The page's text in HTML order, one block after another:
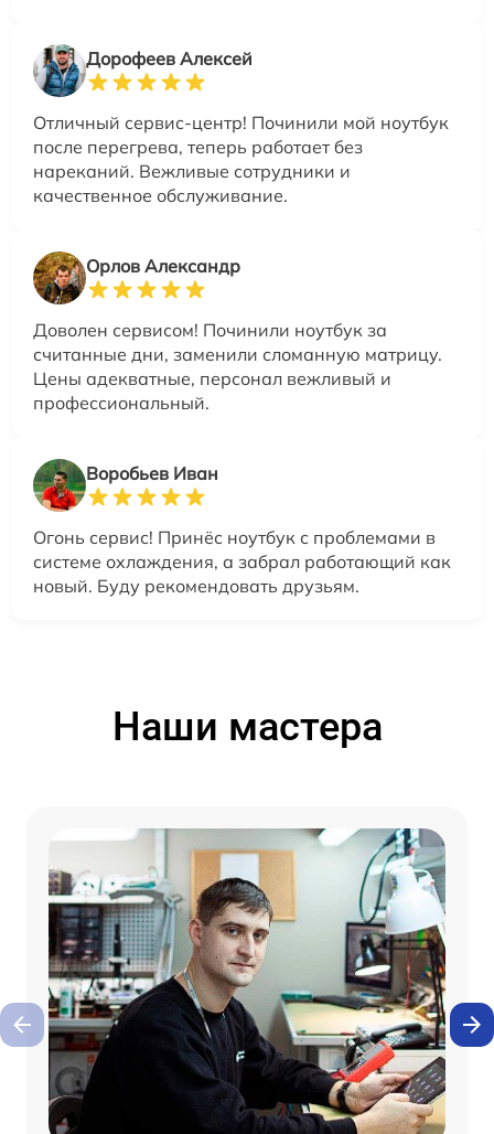
Дорофеев Алексей
Отличный сервис-центр! Починили мой ноутбук
после перегрева, теперь работает без
нареканий. Вежливые сотрудники и
качественное обслуживание.
Орлов Александр
Доволен сервисом! Починили ноутбук за
считанные дни, заменили сломанную матрицу.
Цены адекватные, персонал вежливый и
профессиональный.
Воробьев Иван
Огонь сервис! Принёс ноутбук с проблемами в
системе охлаждения, а забрал работающий как
новый. Буду рекомендовать друзьям.
Наши мастера